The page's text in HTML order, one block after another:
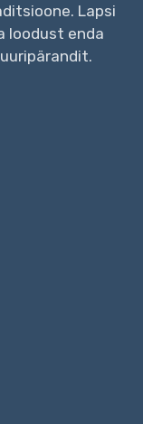
Lapsi
loodust enda